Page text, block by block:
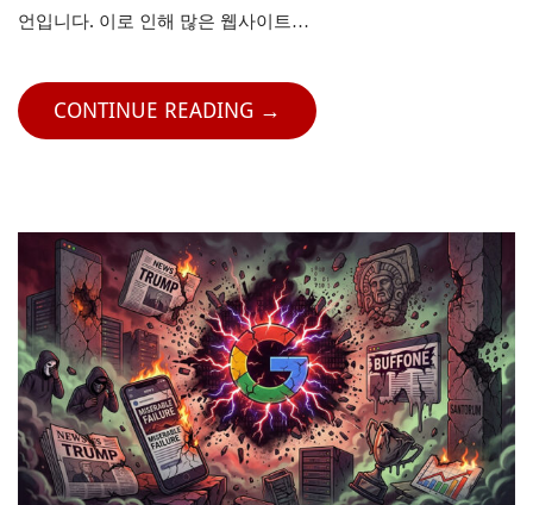
언입니다. 이로 인해 많은 웹사이트…
CONTINUE READING →